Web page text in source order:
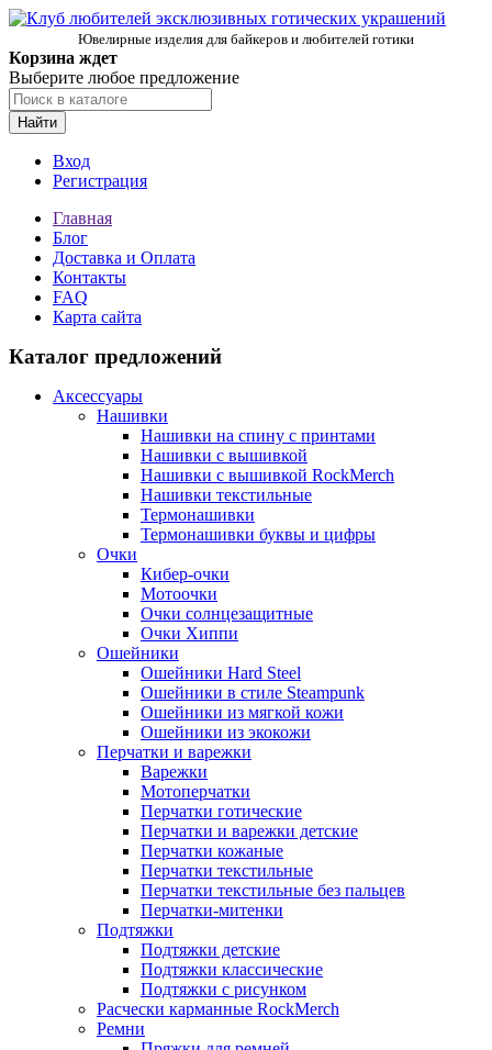
Ювелирные изделия для байкеров и любителей готики
Корзина ждет
Выберите любое предложение
Найти
Вход
Регистрация
Главная
Блог
Доставка и Оплата
Контакты
FAQ
Карта сайта
Каталог предложений
Аксессуары
Нашивки
Нашивки на спину с принтами
Нашивки с вышивкой
Нашивки с вышивкой RockMerch
Нашивки текстильные
Термонашивки
Термонашивки буквы и цифры
Очки
Кибер-очки
Мотоочки
Очки солнцезащитные
Очки Хиппи
Ошейники
Ошейники Hard Steel
Ошейники в стиле Steampunk
Ошейники из мягкой кожи
Ошейники из экокожи
Перчатки и варежки
Варежки
Мотоперчатки
Перчатки готические
Перчатки и варежки детские
Перчатки кожаные
Перчатки текстильные
Перчатки текстильные без пальцев
Перчатки-митенки
Подтяжки
Подтяжки детские
Подтяжки классические
Подтяжки с рисунком
Расчески карманные RockMerch
Ремни